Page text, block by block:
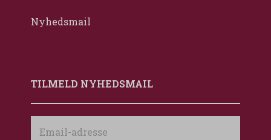
Nyhedsmail
TILMELD NYHEDSMAIL
adresse